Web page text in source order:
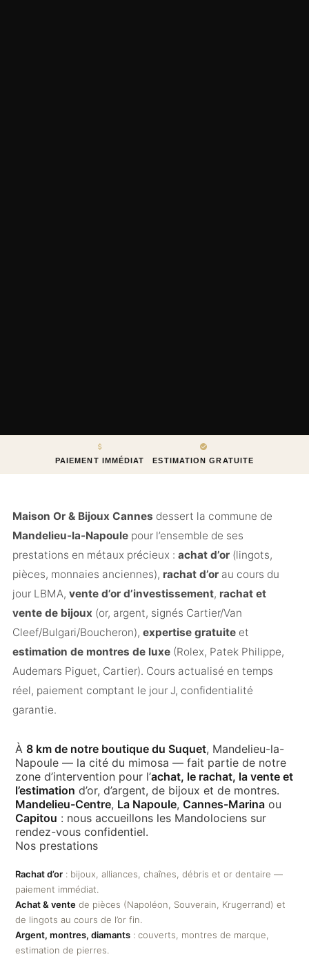
PAIEMENT IMMÉDIAT ESTIMATION GRATUITE
Maison Or & Bijoux Cannes dessert la commune de
Mandelieu-la-Napoule pour l’ensemble de ses
prestations en métaux précieux : achat d’or (lingots,
pièces, monnaies anciennes), rachat d’or au cours du
jour LBMA, vente d’or d’investissement, rachat et
vente de bijoux (or, argent, signés Cartier/Van
Cleef/Bulgari/Boucheron), expertise gratuite et
estimation de montres de luxe (Rolex, Patek Philippe,
Audemars Piguet, Cartier). Cours actualisé en temps
réel, paiement comptant le jour J, confidentialité
garantie.
À 8 km de notre boutique du Suquet, Mandelieu-la-
Napoule — la cité du mimosa — fait partie de notre
zone d’intervention pour l’achat, le rachat, la vente et
l’estimation d’or, d’argent, de bijoux et de montres.
Mandelieu-Centre, La Napoule,Cannes-Marina ou
Capitou : nous accueillons les Mandolociens sur
rendez-vous confidentiel.
Nos prestations
Rachat d’or : bijoux, alliances, chaînes, débris et or dentaire —
paiement immédiat.
Achat & vente de pièces (Napoléon, Souverain, Krugerrand) et
de lingots au cours de l’or fin.
Argent, montres, diamants : couverts, montres de marque,
estimation de pierres.